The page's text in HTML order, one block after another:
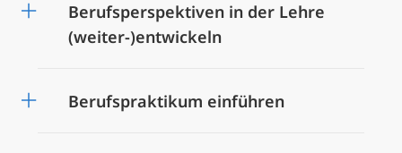
Berufsperspektiven in der Lehre
(weiter-)entwickeln
Berufspraktikum einführen